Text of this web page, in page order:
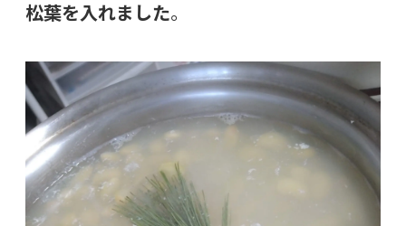
松葉を入れました。